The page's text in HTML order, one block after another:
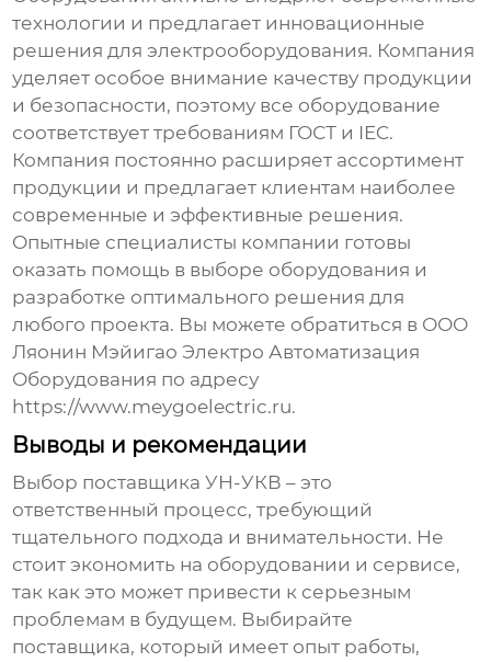
технологии и предлагает инновационные
решения дляэлектрооборудования. Компания
уделяет особое внимание качеству продукции
и безопасности, поэтому все оборудование
соответствует требованиям ГОСТ и IEC.
Компания постоянно расширяет ассортимент
продукции и предлагает клиентам наиболее
современные и эффективные решения.
Опытные специалисты компании готовы
оказать помощь в выборе оборудования и
разработке оптимального решения для
любого проекта. Вы можете обратиться в ООО
Ляонин Мэйигао Электро Автоматизация
Оборудования по адресу
https://www.meygoelectric.ru.
Выводы и рекомендации
Выбор поставщика УН-УКВ – это
ответственный процесс, требующий
тщательного подхода и внимательности. Не
стоит экономить на оборудовании и сервисе,
так как это может привести к серьезным
проблемам в будущем. Выбирайте
поставщика, который имеет опыт работы,